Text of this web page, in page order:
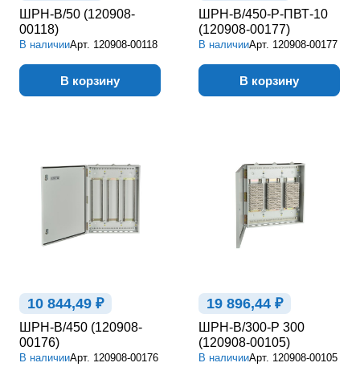
ШРН-В/50 (120908-
00118)
В наличииАрт. 120908-00118
В корзину
ШРН-В/450-Р-ПВТ-10
(120908-00177)
В наличииАрт. 120908-00177
В корзину
10 844,49 ₽
ШРН-В/450 (120908-
00176)
В наличииАрт. 120908-00176
19 896,44 ₽
ШРН-В/300-Р 300
(120908-00105)
В наличииАрт. 120908-00105